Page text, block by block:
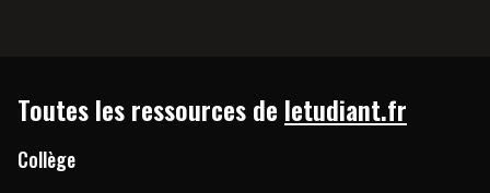
Toutes les ressources de letudiant.fr
Collège